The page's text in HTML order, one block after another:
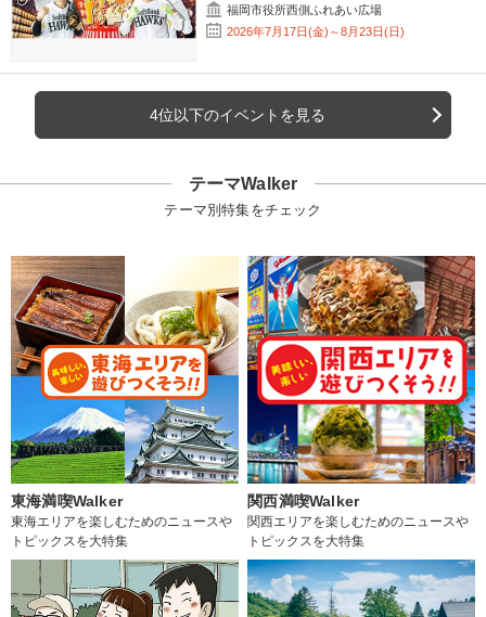
福岡市役所西側ふれあい広場
2026年7月17日(金)～8月23日(日)
4位以下のイベントを見る
テーマWalker
テーマ別特集をチェック
東海満喫Walker
東海エリアを楽しむためのニュースや
トピックスを大特集
関西満喫Walker
関西エリアを楽しむためのニュースや
トピックスを大特集